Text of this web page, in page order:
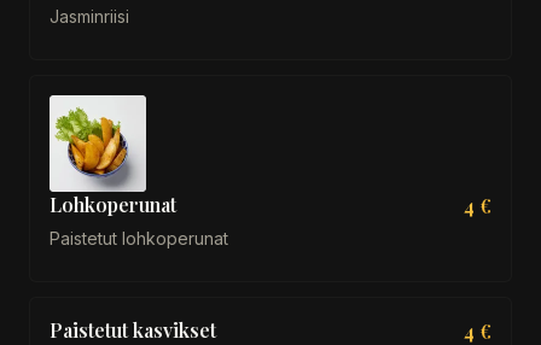
Jasminriisi
Lohkoperunat 4 €
Paistetut lohkoperunat
Paistetut kasvikset 4 €